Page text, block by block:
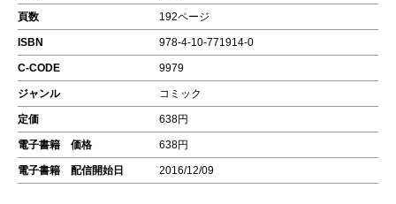
頁数 192ページ
ISBN 978-4-10-771914-0
C-CODE 9979
ジャンル コミック
定価 638円
電子書籍 価格 638円
電子書籍 配信開始日 2016/12/09